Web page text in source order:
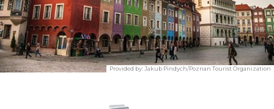
Provided by: Jakub Pindych/Poznan Tourist Organization